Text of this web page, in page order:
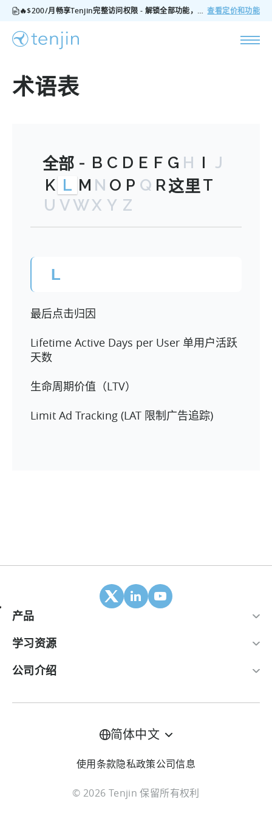
🔥$200/月畅享Tenjin完整访问权限 - 解锁全部功能，无隐藏费用，随时可取消 查看定价和功能
术语表
全部 - B C D E F G H I J
K L M N O P Q R 这里T
U VWX Y Z
L
最后点击归因
Lifetime Active Days per User 单用户活跃
天数
生命周期价值（LTV）
Limit Ad Tracking (LAT 限制广告追踪)
产品
移动归因
合作伙伴
全渠道成本汇总
学习资源
博客
公司介绍
简体中文
使用条款隐私政策公司信息
© 2026 Tenjin 保留所有权利